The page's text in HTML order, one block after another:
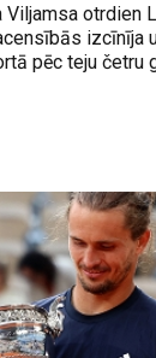
otrdien
izcīnīja
pēc teju četru